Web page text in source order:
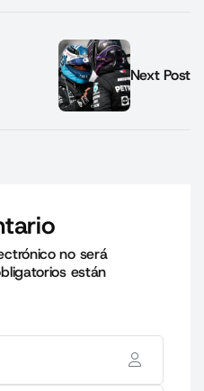
Next Post
no será
están